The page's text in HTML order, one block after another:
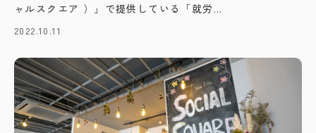
ャルスクエア ）」で提供している「就労...
2022.10.11